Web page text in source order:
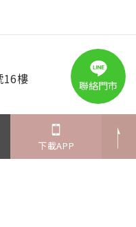
16樓
opt.com.tw
聯絡門市
下載APP